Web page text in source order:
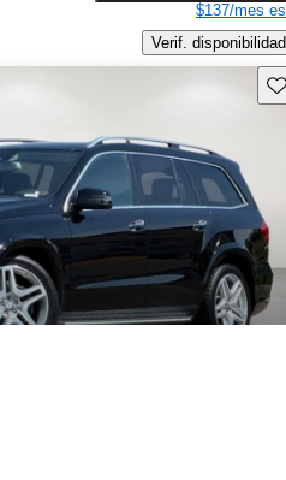
$137/mes
Verif. disponibilidad